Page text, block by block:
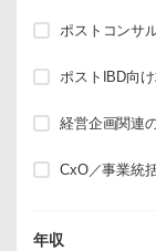
ポストコンサ
ポストIBD向け
経営企画関連
CxO／事業統
年収